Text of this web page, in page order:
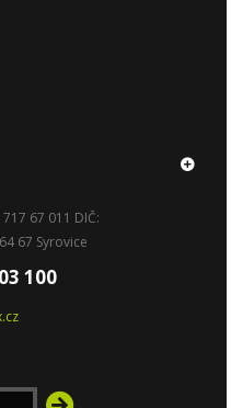
67 011 DIČ:
67 Syrovice
100